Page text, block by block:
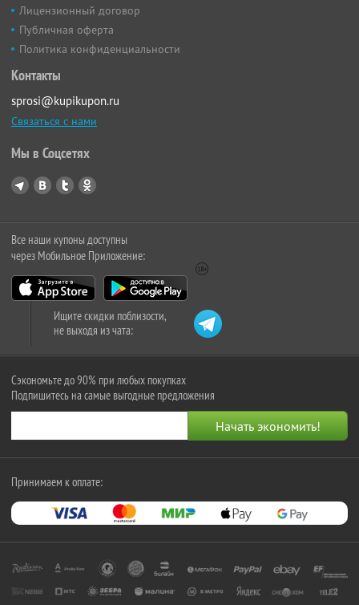
Лицензионный договор
Публичная оферта
Политика конфиденциальности
Контакты
sprosi@kupikupon.ru
Связаться с нами
Мы в Соцсетях
Все наши купоны доступны
через Мобильное Приложение:
Ищите скидки поблизости,
не выходя из чата:
Сэкономьте до 90% при любых покупках
Подпишитесь на самые выгодные предложения
Принимаем к оплате: